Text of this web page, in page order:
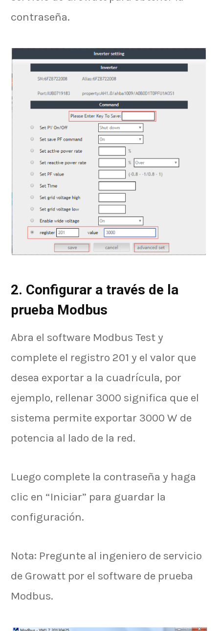
contraseña.
2. Configurar a través de la
prueba Modbus
Abra el software Modbus Test y
complete el registro 201 y el valor que
desea exportar a la cuadrícula, por
ejemplo, rellenar 3000 significa que el
sistema permite exportar 3000 W de
potencia al lado de la red.
Luego complete la contraseña y haga
clic en “Iniciar” para guardar la
configuración.
Nota: Pregunte al ingeniero de servicio
de Growatt por el software de prueba
Modbus.